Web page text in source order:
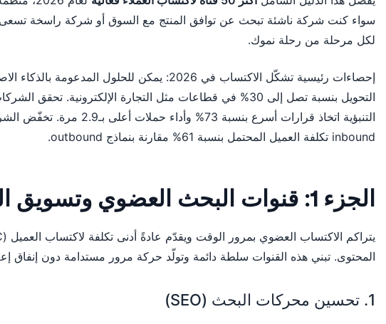
سواء كنت شركة ناشئة تبحث عن توافق المنتج مع السوق أو شركة راسخة
لكل مرحلة من رحلة نموك.
إحصاءات رئيسية تشكّل الاكتساب في 2026: يمكن للحلول
التحويل بنسبة تصل إلى 30% في قطاعات مثل التجارة الإلكترونية.
التنبؤية اتخاذ قرارات أسرع بنسبة 73%
inbound تكلفة العميل المحتمل بنسبة 61% مقارنة بنماذج outbound.
الجزء 1: قنوات البحث العضوي وتسويق المحتوى
المحتوى. تبني هذه القنوات سلطة دائمة وتولّد حركة مرور مستدامة دون إنفاق
1. تحسين محركات البحث (SEO)